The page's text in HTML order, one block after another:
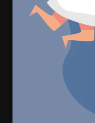
Copyright ©